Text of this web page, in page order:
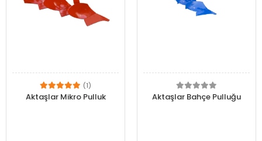
(1)
Aktaşlar Mikro Pulluk Aktaşlar Bahçe Pulluğu